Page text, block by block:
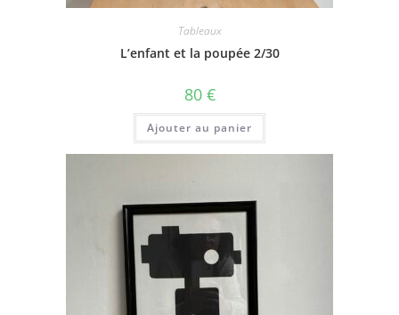
Tableaux
L’enfant et la poupée 2/30
80 €
Ajouter au panier